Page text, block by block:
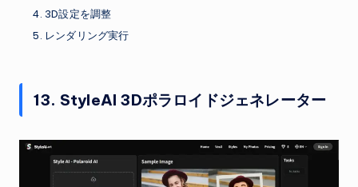
3D設定を調整
レンダリング実行
13. StyleAI 3Dポラロイドジェネレーター